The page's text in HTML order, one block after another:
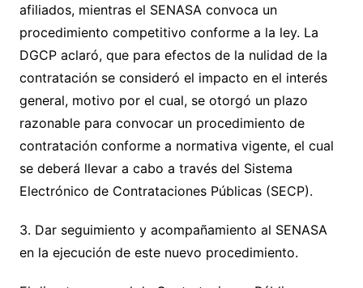
afiliados, mientras el SENASA convoca un
procedimiento competitivo conforme a la ley. La
DGCP aclaró, que para efectos de la nulidad de la
contratación se consideró el impacto en el interés
general, motivo por el cual, se otorgó un plazo
razonable para convocar un procedimiento de
contratación conforme a normativa vigente, el cual
se deberá llevar a cabo a través del Sistema
Electrónico de Contrataciones Públicas (SECP).
3. Dar seguimiento y acompañamiento al SENASA
en la ejecución de este nuevo procedimiento.